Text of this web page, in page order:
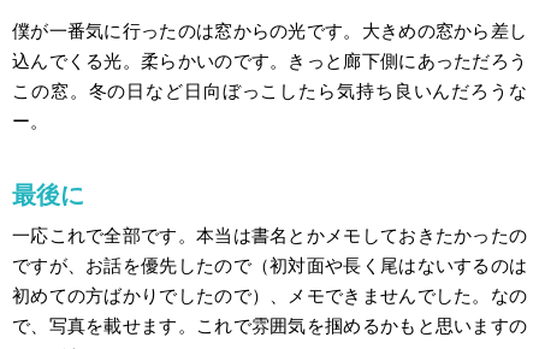
僕が一番気に行ったのは窓からの光です。大きめの窓から差し
込んでくる光。柔らかいのです。きっと廊下側にあっただろう
この窓。冬の日など日向ぼっこしたら気持ち良いんだろうな
ー。
最後に
一応これで全部です。本当は書名とかメモしておきたかったの
ですが、お話を優先したので（初対面や長く尾はないするのは
初めての方ばかりでしたので）、メモできませんでした。なの
で、写真を載せます。これで雰囲気を掴めるかもと思いますの